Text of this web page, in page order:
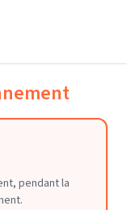
pendant la